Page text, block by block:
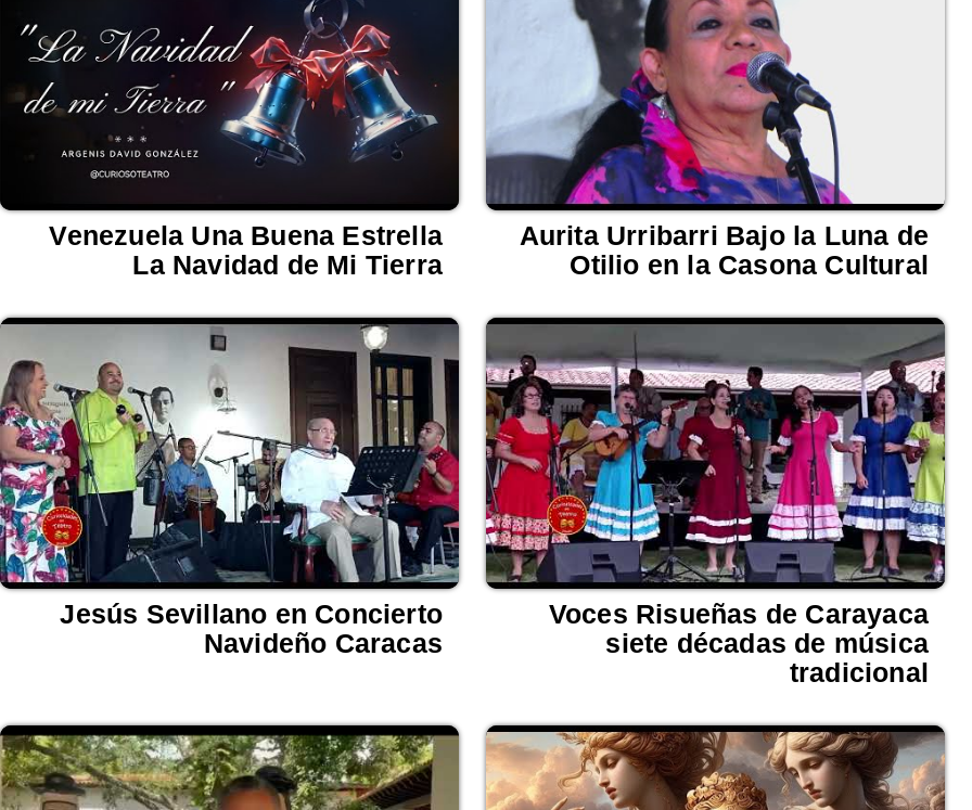
Aurita Urribarri Bajo la Luna de
Otilio en la Casona Cultural
Venezuela Una Buena Estrella
La Navidad de Mi Tierra
Voces Risueñas de Carayaca
siete décadas de música
tradicional
Jesús Sevillano en Concierto
Navideño Caracas